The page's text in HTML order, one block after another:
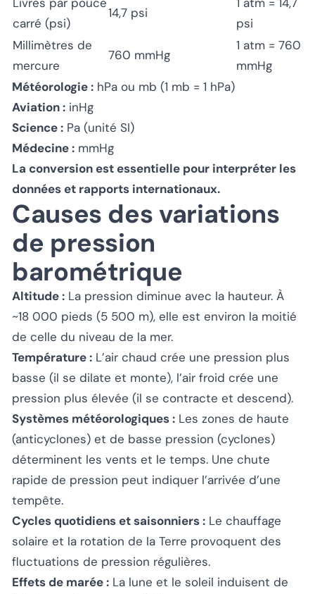
carré (psi)
14,7 psi
psi
Millimètres de
mercure
760 mmHg
1 atm = 760
mmHg
Météorologie : hPa ou mb (1 mb = 1 hPa)
Aviation : inHg
Science : Pa (unité SI)
Médecine : mmHg
La conversion est essentielle pour interpréter les
données et rapports internationaux.
Causes des variations
de pression
barométrique
Altitude : La pression diminue avec la hauteur. À
~18 000 pieds (5 500 m), elle est environ la moitié
de celle du niveau de la mer.
Température : L’air chaud crée une pression plus
basse (il se dilate et monte), l’air froid crée une
pression plus élevée (il se contracte et descend).
Systèmes météorologiques : Les zones de haute
(anticyclones) et de basse pression (cyclones)
déterminent les vents et le temps. Une chute
rapide de pression peut indiquer l’arrivée d’une
tempête.
Cycles quotidiens et saisonniers : Le chauffage
solaire et la rotation de la Terre provoquent des
fluctuations de pression régulières.
Effets de marée : La lune et le soleil induisent de